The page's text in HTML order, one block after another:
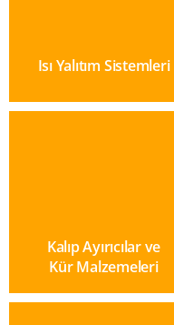
Isı Yalıtım Sistemleri
Kalıp Ayırıcılar ve
Kür Malzemeleri